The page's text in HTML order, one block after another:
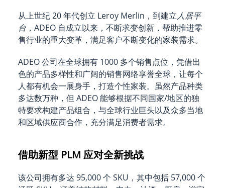
从上世纪 20 年代创立 Leroy Merlin，到建立人居平
台 ，ADEO 自成立以来，不断求变创新，帮助推进零
售行业的重大变革，满足客户不断变化的家装需求。
ADEO 公司在全球拥有 1000 多个销售点位，凭借出
色的产品多样性和广阔的销售网络享誉全球，让每个
人都有机会一展身手，打造个性家装。虽然产品种类
多达数万种，但 ADEO 能够根据不同国家/地区的独
特要求构建产品组合，与全球行业巨头以及众多当地
和区域供应商合作，充分满足消费者需求。
借助新型 PLM 应对全新挑战
该公司拥有多达 95,000 个 SKU，其中包括 57,000 个